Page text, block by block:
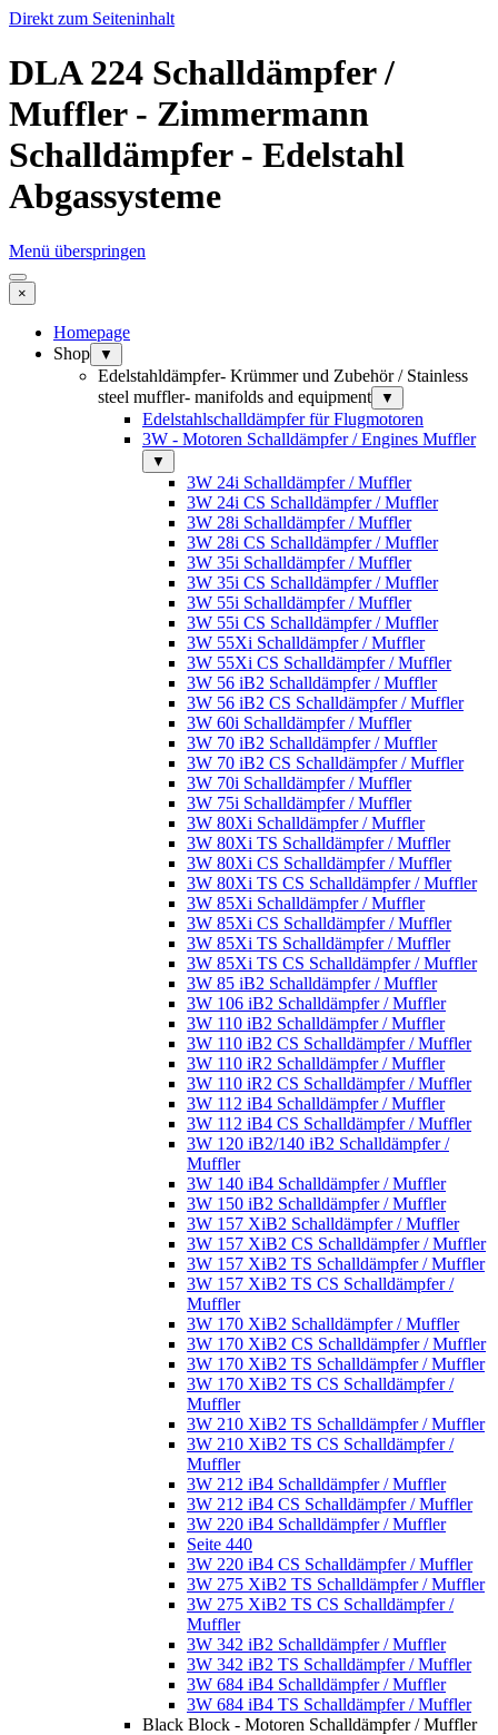
Direkt zum Seiteninhalt
DLA 224 Schalldämpfer /
Muffler - Zimmermann
Schalldämpfer - Edelstahl
Abgassysteme
Menü überspringen
×
Homepage
Shop
▼
Edelstahldämpfer- Krümmer und Zubehör / Stainless
steel muffler- manifolds and equipment
▼
Edelstahlschalldämpfer für Flugmotoren
3W - Motoren Schalldämpfer / Engines Muffler
▼
3W 24i Schalldämpfer / Muffler
3W 24i CS Schalldämpfer / Muffler
3W 28i Schalldämpfer / Muffler
3W 28i CS Schalldämpfer / Muffler
3W 35i Schalldämpfer / Muffler
3W 35i CS Schalldämpfer / Muffler
3W 55i Schalldämpfer / Muffler
3W 55i CS Schalldämpfer / Muffler
3W 55Xi Schalldämpfer / Muffler
3W 55Xi CS Schalldämpfer / Muffler
3W 56 iB2 Schalldämpfer / Muffler
3W 56 iB2 CS Schalldämpfer / Muffler
3W 60i Schalldämpfer / Muffler
3W 70 iB2 Schalldämpfer / Muffler
3W 70 iB2 CS Schalldämpfer / Muffler
3W 70i Schalldämpfer / Muffler
3W 75i Schalldämpfer / Muffler
3W 80Xi Schalldämpfer / Muffler
3W 80Xi TS Schalldämpfer / Muffler
3W 80Xi CS Schalldämpfer / Muffler
3W 80Xi TS CS Schalldämpfer / Muffler
3W 85Xi Schalldämpfer / Muffler
3W 85Xi CS Schalldämpfer / Muffler
3W 85Xi TS Schalldämpfer / Muffler
3W 85Xi TS CS Schalldämpfer / Muffler
3W 85 iB2 Schalldämpfer / Muffler
3W 106 iB2 Schalldämpfer / Muffler
3W 110 iB2 Schalldämpfer / Muffler
3W 110 iB2 CS Schalldämpfer / Muffler
3W 110 iR2 Schalldämpfer / Muffler
3W 110 iR2 CS Schalldämpfer / Muffler
3W 112 iB4 Schalldämpfer / Muffler
3W 112 iB4 CS Schalldämpfer / Muffler
3W 120 iB2/140 iB2 Schalldämpfer /
Muffler
3W 140 iB4 Schalldämpfer / Muffler
3W 150 iB2 Schalldämpfer / Muffler
3W 157 XiB2 Schalldämpfer / Muffler
3W 157 XiB2 CS Schalldämpfer / Muffler
3W 157 XiB2 TS Schalldämpfer / Muffler
3W 157 XiB2 TS CS Schalldämpfer /
Muffler
3W 170 XiB2 Schalldämpfer / Muffler
3W 170 XiB2 CS Schalldämpfer / Muffler
3W 170 XiB2 TS Schalldämpfer / Muffler
3W 170 XiB2 TS CS Schalldämpfer /
Muffler
3W 210 XiB2 TS Schalldämpfer / Muffler
3W 210 XiB2 TS CS Schalldämpfer /
Muffler
3W 212 iB4 Schalldämpfer / Muffler
3W 212 iB4 CS Schalldämpfer / Muffler
3W 220 iB4 Schalldämpfer / Muffler
Seite 440
3W 220 iB4 CS Schalldämpfer / Muffler
3W 275 XiB2 TS Schalldämpfer / Muffler
3W 275 XiB2 TS CS Schalldämpfer /
Muffler
3W 342 iB2 Schalldämpfer / Muffler
3W 342 iB2 TS Schalldämpfer / Muffler
3W 684 iB4 Schalldämpfer / Muffler
3W 684 iB4 TS Schalldämpfer / Muffler
Black Block - Motoren Schalldämpfer / Muffler